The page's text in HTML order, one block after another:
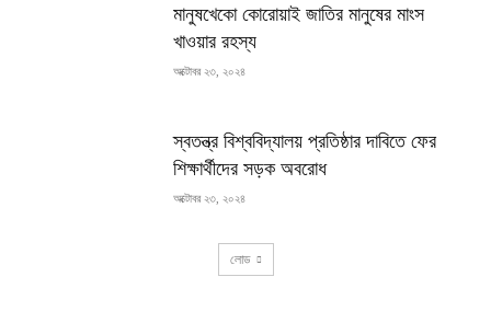
মানুষখেকো কোরোয়াই জাতির মানুষের মাংস
খাওয়ার রহস্য
অক্টোবর ২৩, ২০২৪
স্বতন্ত্র বিশ্ববিদ্যালয় প্রতিষ্ঠার দাবিতে ফের
শিক্ষার্থীদের সড়ক অবরোধ
অক্টোবর ২৩, ২০২৪
লোড